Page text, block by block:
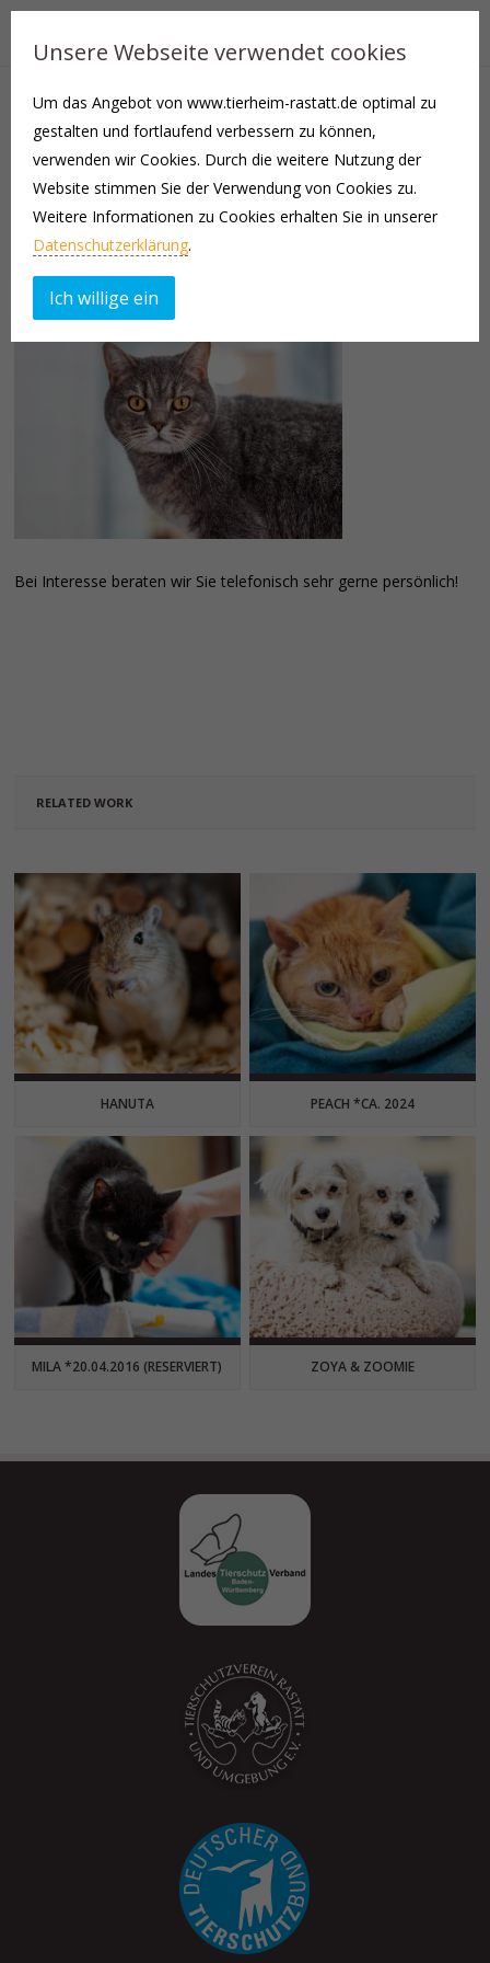
Kurzbeschreibung, ausführlicher Text folgt:
männlich kastriert,
Freigänger
Einzelkatze, versteht sich nicht besonders gut mit Artgenossen
wenn er Vertrauen aufgebaut hat genießt er Schmuseeinheiten
wenn es ihm zu viel wird zeigt er dies auch
Bei Interesse beraten wir Sie telefonisch sehr gerne persönlich!
RELATED WORK
HANUTA PEACH *CA. 2024
MILA *20.04.2016 (RESERVIERT) ZOYA & ZOOMIE
Unsere Webseite verwendet cookies
Um das Angebot von www.tierheim-rastatt.de optimal zu
gestalten und fortlaufend verbessern zu können,
verwenden wir Cookies. Durch die weitere Nutzung der
Website stimmen Sie der Verwendung von Cookies zu.
Weitere Informationen zu Cookies erhalten Sie in unserer
Datenschutzerklärung.
Ich willige ein